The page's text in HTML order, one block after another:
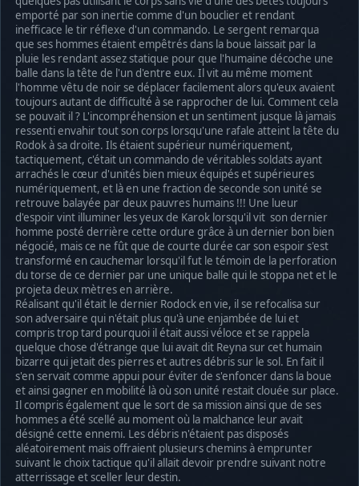
emporté par son inertie comme d'un bouclier et rendant
inefficace le tir réflexe d'un commando. Le sergent remarqua
que ses hommes étaient empêtrés dans la boue laissait par la
pluie les rendant assez statique pour que l'humaine décoche une
balle dans la tête de l'un d'entre eux. Il vit au même moment
l'homme vêtu de noir se déplacer facilement alors qu'eux avaient
toujours autant de difficulté à se rapprocher de lui. Comment cela
se pouvait il ? L'incompréhension et un sentiment jusque là jamais
ressenti envahir tout son corps lorsqu'une rafale atteint la tête du
Rodok à sa droite. Ils étaient supérieur numériquement,
tactiquement, c'était un commando de véritables soldats ayant
arrachés le cœur d'unités bien mieux équipés et supérieures
numériquement, et là en une fraction de seconde son unité se
retrouve balayée par deux pauvres humains !!! Une lueur
d'espoir vint illuminer les yeux de Karok lorsqu'il vit son dernier
homme posté derrière cette ordure grâce à un dernier bon bien
négocié, mais ce ne fût que de courte durée car son espoir s'est
transformé en cauchemar lorsqu'il fut le témoin de la perforation
du torse de ce dernier par une unique balle qui le stoppa net et le
projeta deux mètres en arrière.
Réalisant qu'il était le dernier Rodock en vie, il se refocalisa sur
son adversaire qui n'était plus qu'à une enjambée de lui et
compris trop tard pourquoi il était aussi véloce et se rappela
quelque chose d'étrange que lui avait dit Reyna sur cet humain
bizarre qui jetait des pierres et autres débris sur le sol. En fait il
s'en servait comme appui pour éviter de s'enfoncer dans la boue
et ainsi gagner en mobilité là où son unité restait clouée sur place.
Il compris également que le sort de sa mission ainsi que de ses
hommes a été scellé au moment où la malchance leur avait
désigné cette ennemi. Les débris n'étaient pas disposés
aléatoirement mais offraient plusieurs chemins à emprunter
suivant le choix tactique qu'il allait devoir prendre suivant notre
atterrissage et sceller leur destin.